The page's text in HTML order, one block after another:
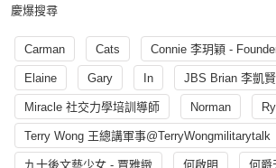
慶爆搜尋
Carman Cats Connie 李玥穎 -
Elaine Gary In JBS Brian 李凱賢
Miracle 社交力學培訓導師 Norman
Terry Wong 王總講軍事@TerryWongmilitarytalk
九十後文藝少女 - 賈雅緻 何啟明 何爵